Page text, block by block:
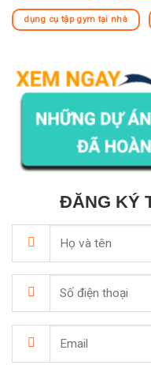
dụng cụ tập gym tại nhà
ĐĂNG KÝ